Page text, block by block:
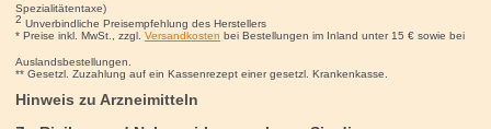
Spezialitätentaxe)
2 Unverbindliche Preisempfehlung des Herstellers
* Preise inkl. MwSt., zzgl. Versandkosten bei Bestellungen im Inland unter 15 €sowie bei
Auslandsbestellungen.
** Gesetzl. Zuzahlung auf ein Kassenrezept einer gesetzl. Krankenkasse.
Hinweis zu Arzneimitteln